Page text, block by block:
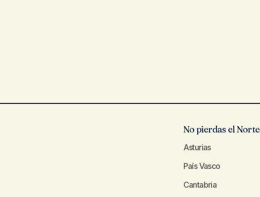
No pierdas el Norte
Asturias
País Vasco
Cantabria